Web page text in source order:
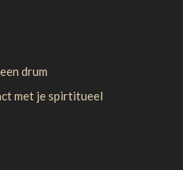
drum
met je spirtitueel